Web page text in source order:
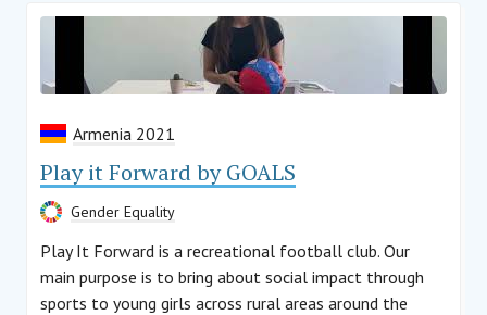
Armenia 2021
Play it Forward by GOALS
Gender Equality
Play It Forward is a recreational football club. Our
main purpose is to bring about social impact through
sports to young girls across rural areas around the